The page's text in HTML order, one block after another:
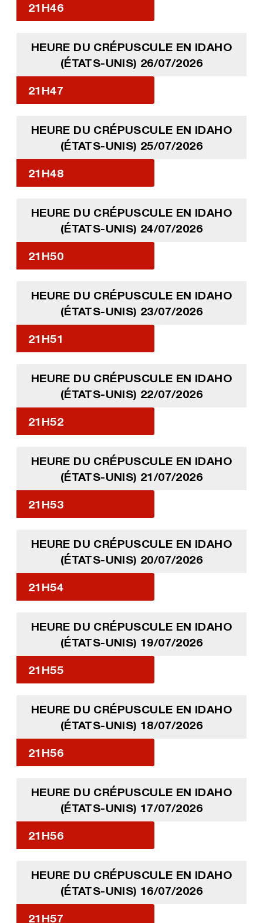
21H46
HEURE DU CRÉPUSCULE EN IDAHO
(ÉTATS-UNIS) 26/07/2026
21H47
HEURE DU CRÉPUSCULE EN IDAHO
(ÉTATS-UNIS) 25/07/2026
21H48
HEURE DU CRÉPUSCULE EN IDAHO
(ÉTATS-UNIS) 24/07/2026
21H50
HEURE DU CRÉPUSCULE EN IDAHO
(ÉTATS-UNIS) 23/07/2026
21H51
HEURE DU CRÉPUSCULE EN IDAHO
(ÉTATS-UNIS) 22/07/2026
21H52
HEURE DU CRÉPUSCULE EN IDAHO
(ÉTATS-UNIS) 21/07/2026
21H53
HEURE DU CRÉPUSCULE EN IDAHO
(ÉTATS-UNIS) 20/07/2026
21H54
HEURE DU CRÉPUSCULE EN IDAHO
(ÉTATS-UNIS) 19/07/2026
21H55
HEURE DU CRÉPUSCULE EN IDAHO
(ÉTATS-UNIS) 18/07/2026
21H56
HEURE DU CRÉPUSCULE EN IDAHO
(ÉTATS-UNIS) 17/07/2026
21H56
HEURE DU CRÉPUSCULE EN IDAHO
(ÉTATS-UNIS) 16/07/2026
21H57